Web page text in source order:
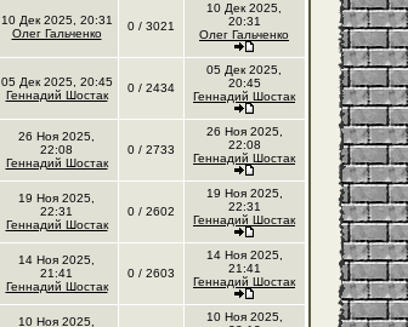
10 Дек 2025, 20:31
Олег Гальченко
0 / 3021
10 Дек 2025,
20:31
Олег Гальченко
05 Дек 2025, 20:45
Геннадий Шостак
0 / 2434
05 Дек 2025,
20:45
Геннадий Шостак
26 Ноя 2025,
22:08
Геннадий Шостак
0 / 2733
26 Ноя 2025,
22:08
Геннадий Шостак
19 Ноя 2025,
22:31
Геннадий Шостак
0 / 2602
19 Ноя 2025,
22:31
Геннадий Шостак
14 Ноя 2025,
21:41
Геннадий Шостак
0 / 2603
14 Ноя 2025,
21:41
Геннадий Шостак
10 Ноя 2025,
10 Ноя 2025,